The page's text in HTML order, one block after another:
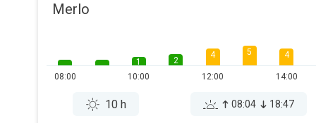
Merlo
08:00
1
10:00
2
4
12:00
5 4
14:00
10 h 08:04 18:47